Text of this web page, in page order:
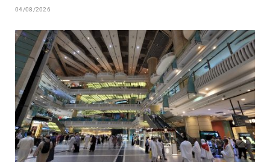
04/08/2026